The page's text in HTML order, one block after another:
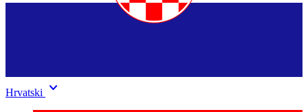
Hrvatski keyboard_arrow_down